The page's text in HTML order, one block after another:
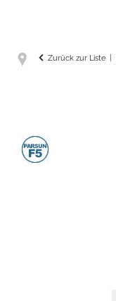
Zurück zur Liste